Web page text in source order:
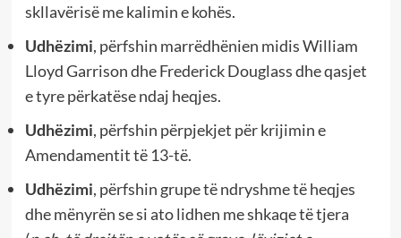
skllavërisë me kalimin e kohës.
Udhëzimi, përfshin marrëdhënien midis William
Lloyd Garrison dhe Frederick Douglass dhe qasjet
e tyre përkatëse ndaj heqjes.
Udhëzimi, përfshin përpjekjet për krijimin e
Amendamentit të 13-të.
Udhëzimi, përfshin grupe të ndryshme të heqjes
dhe mënyrën se si ato lidhen me shkaqe të tjera